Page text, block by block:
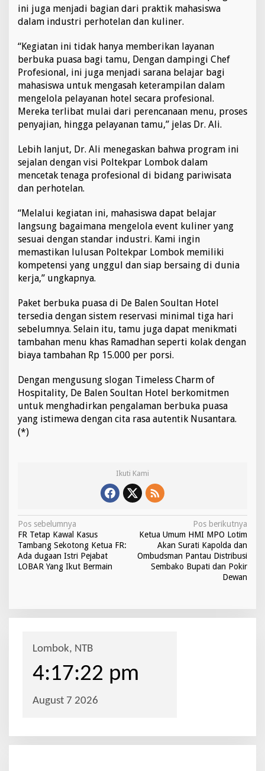
ini juga menjadi bagian dari praktik mahasiswa
dalam industri perhotelan dan kuliner.
“Kegiatan ini tidak hanya memberikan layanan
berbuka puasa bagi tamu, Dengan dampingi Chef
Profesional, ini juga menjadi sarana belajar bagi
mahasiswa untuk mengasah keterampilan dalam
mengelola pelayanan hotel secara profesional.
Mereka terlibat mulai dari perencanaan menu, proses
penyajian, hingga pelayanan tamu,” jelas Dr. Ali.
Lebih lanjut, Dr. Ali menegaskan bahwa program ini
sejalan dengan visi Poltekpar Lombok dalam
mencetak tenaga profesional di bidang pariwisata
dan perhotelan.
“Melalui kegiatan ini, mahasiswa dapat belajar
langsung bagaimana mengelola event kuliner yang
sesuai dengan standar industri. Kami ingin
memastikan lulusan Poltekpar Lombok memiliki
kompetensi yang unggul dan siap bersaing di dunia
kerja,” ungkapnya.
Paket berbuka puasa di De Balen Soultan Hotel
tersedia dengan sistem reservasi minimal tiga hari
sebelumnya. Selain itu, tamu juga dapat menikmati
tambahan menu khas Ramadhan seperti kolak dengan
biaya tambahan Rp 15.000 per porsi.
Dengan mengusung slogan Timeless Charm of
Hospitality, De Balen Soultan Hotel berkomitmen
untuk menghadirkan pengalaman berbuka puasa
yang istimewa dengan cita rasa autentik Nusantara.
(*)
Ikuti Kami
N
a
v
Pos sebelumnya
FR Tetap Kawal Kasus
Tambang Sekotong Ketua FR:
Ada dugaan Istri Pejabat
LOBAR Yang Ikut Bermain
Pos berikutnya
Ketua Umum HMI MPO Lotim
Akan Surati Kapolda dan
Ombudsman Pantau Distribusi
Sembako Bupati dan Pokir
Dewan